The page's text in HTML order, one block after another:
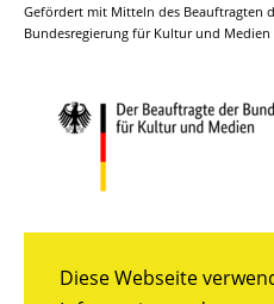
Diese Webseite
Gefördert mit Mitteln des Beauftragten
Bundesregierung für Kultur und Medien